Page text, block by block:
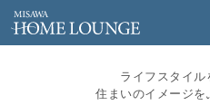
ライフスタイル
住まいのイメージを